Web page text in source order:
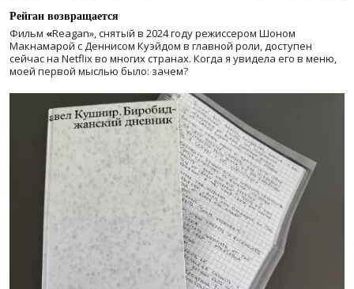
Рейган возвращается
Фильм «Reagan», снятый в 2024 годурежиссером Шоном
Макнамарой с Деннисом Куэйдом в главной роли, доступен
сейчас на Netflix во многих странах. Когда я увидела его в меню,
моей первой мыслью было: зачем?